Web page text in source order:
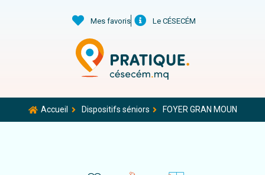
Mes favoris Le CÉSECÉM
Accueil Dispositifs séniors FOYER GRAN MOUN